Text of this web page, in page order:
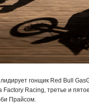
гонщик Red Bull
Factory Racing, третье и
Прайсом.